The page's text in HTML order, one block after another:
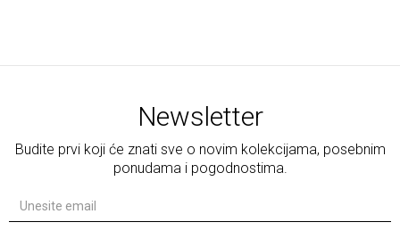
Newsletter
Budite prvi koji će znati sve o novim kolekcijama, posebnim
ponudama i pogodnostima.